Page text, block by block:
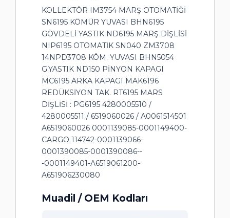
KOLLEKTÖR IM3754 MARŞ OTOMATİĞİ
SN6195 KÖMÜR YUVASI BHN6195
GÖVDELİ YASTIK ND6195 MARŞ DİŞLİSİ
NIP6195 OTOMATİK SN040 ZM3708
14NPD3708 KÖM. YUVASI BHN5054
G.YASTIK ND150 PİNYON KAPAGI
MC6195 ARKA KAPAGI MAK6196
REDÜKSİYON TAK. RT6195 MARS
DİŞLİSİ : PG6195 4280005510 /
4280005511 / 6519060026 / A0061514501
A6519060026 0001139085-0001149400-
CARGO 114742-0001139066-
0001390085-0001390086--
-0001149401-A6519061200-
A651906230080
Muadil / OEM Kodları